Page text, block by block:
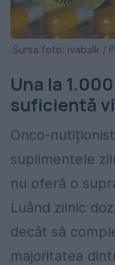
Sursa foto: ivabalk /
Una la
suficientă
Onco-
suplimentele
nu oferă o
Luând zilnic
decât să
majoritatea